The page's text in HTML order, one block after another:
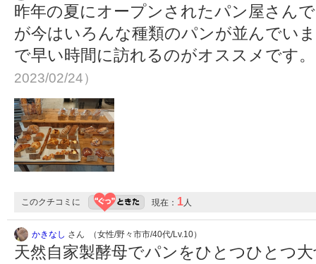
昨年の夏にオープンされたパン屋さん
が今はいろんな種類のパンが並んでい
で早い時間に訪れるのがオススメです
2023/02/24）
このクチコミに 現在： 1人
かきなし さん （女性/野々市市/40代/Lv.10）
天然自家製酵母でパンをひとつひとつ